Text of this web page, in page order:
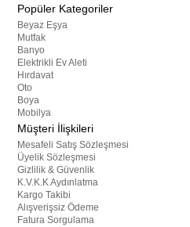
Popüler Kategoriler
Beyaz Eşya
Mutfak
Banyo
Elektrikli Ev Aleti
Hırdavat
Oto
Boya
Mobilya
Müşteri İlişkileri
Mesafeli Satış Sözleşmesi
Üyelik Sözleşmesi
Gizlilik & Güvenlik
K.V.K.K Aydınlatma
Kargo Takibi
Alışverişsiz Ödeme
Fatura Sorgulama